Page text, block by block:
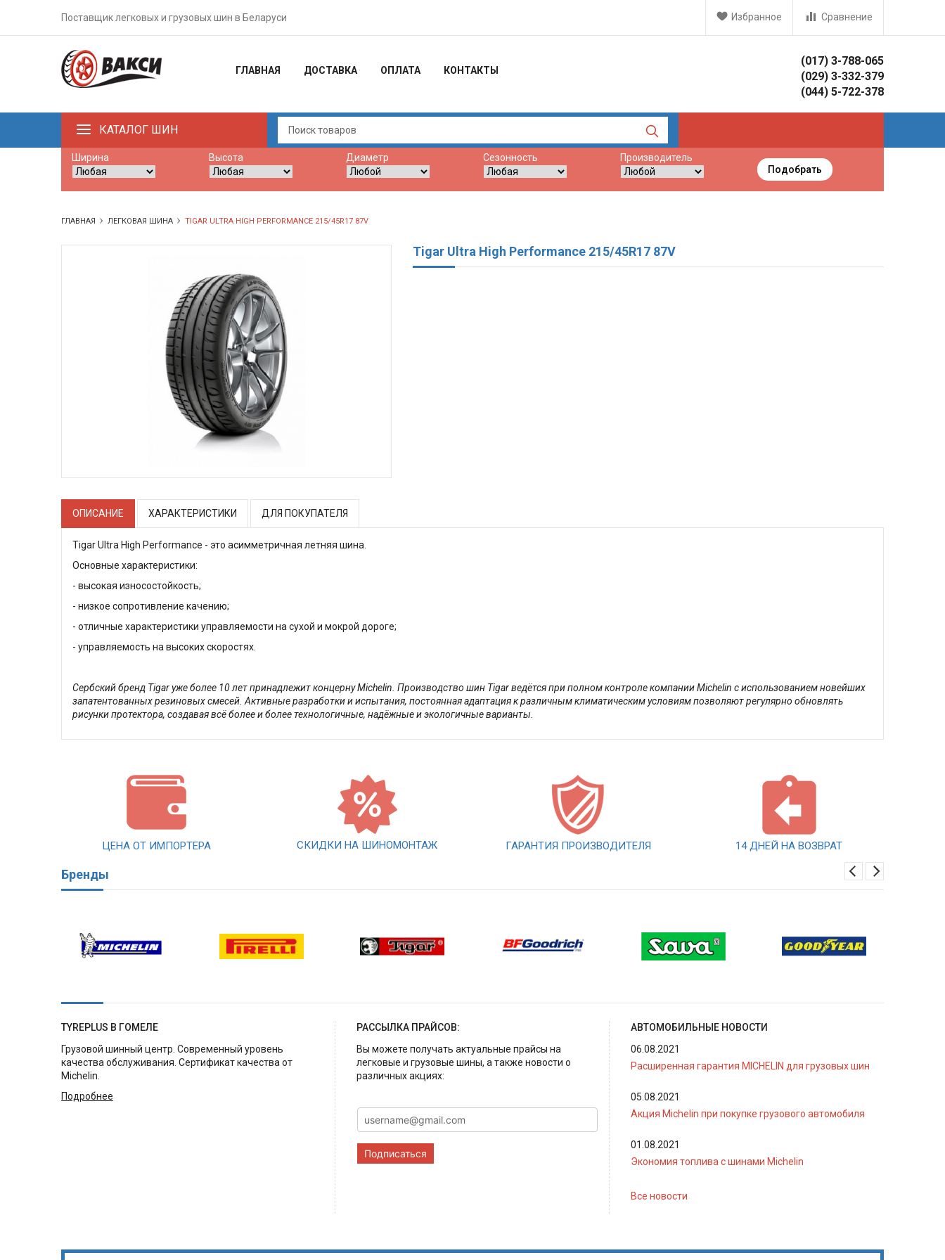
Поставщик легковых и грузовых шин в Беларуси Сравнение
Избранное
ГЛАВНАЯ ДОСТАВКА ОПЛАТА КОНТАКТЫ
(017) 3-788-065
(029) 3-332-379
(044) 5-722-378
КАТАЛОГ ШИН
Ширина Высота Диаметр Сезонность
Производитель
Подобрать
ГЛАВНАЯ ЛЕГКОВАЯ ШИНА TIGAR ULTRA HIGH PERFORMANCE 215/45R17 87V
Tigar Ultra High Performance 215/45R17 87V
ОПИСАНИЕ ХАРАКТЕРИСТИКИ ДЛЯ ПОКУПАТЕЛЯ
Tigar Ultra High Performance - это асимметричная летняя шина.
Основные характеристики:
- высокая износостойкость;
- низкое сопротивление качению;
- отличные характеристики управляемости на сухой и мокрой дороге;
- управляемость на высоких скоростях.
Сербский бренд Tigar уже более 10 лет принадлежит концерну Michelin. Производство шин Tigar ведётся при полном контроле компании Michelin с использованием новейших
запатентованных резиновых смесей. Активные разработки и испытания, постоянная адаптация к различным климатическим условиям позволяют регулярно обновлять
рисунки протектора, создавая всё более и более технологичные, надёжные и экологичные варианты.
ЦЕНА ОТ ИМПОРТЕРА СКИДКИ НА ШИНОМОНТАЖ ГАРАНТИЯ ПРОИЗВОДИТЕЛЯ 14 ДНЕЙ НА ВОЗВРАТ
Бренды
TYREPLUS В ГОМЕЛЕ
Грузовой шинный центр. Современный уровень
качества обслуживания. Сертификат качества от
Michelin.
Подробнее
РАССЫЛКА ПРАЙСОВ:
Вы можете получать актуальные прайсы на
легковые и грузовые шины, а также новости о
различных акциях:
Подписаться
АВТОМОБИЛЬНЫЕ НОВОСТИ
06.08.2021
Расширенная гарантия MICHELIN для грузовых шин
05.08.2021
Акция Michelin при покупке грузового автомобиля
01.08.2021
Экономия топлива с шинами Michelin
Все новости